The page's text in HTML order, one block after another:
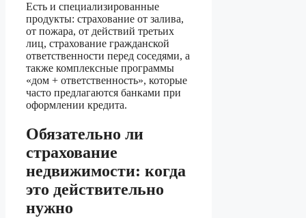
Есть и специализированные
продукты: страхование от залива,
от пожара, от действий третьих
лиц, страхование гражданской
ответственности перед соседями, а
также комплексные программы
«дом + ответственность», которые
часто предлагаются банками при
оформлении кредита.
Обязательно ли
страхование
недвижимости: когда
это действительно
нужно